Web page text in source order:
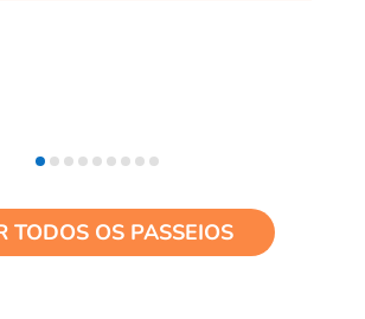
TODOS OS PASSEIOS